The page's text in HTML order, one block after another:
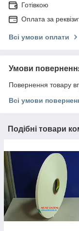
Готівкою
Оплата за
Всі умови оплати
Умови
Повернення товару
Всі умови
Подібні товари